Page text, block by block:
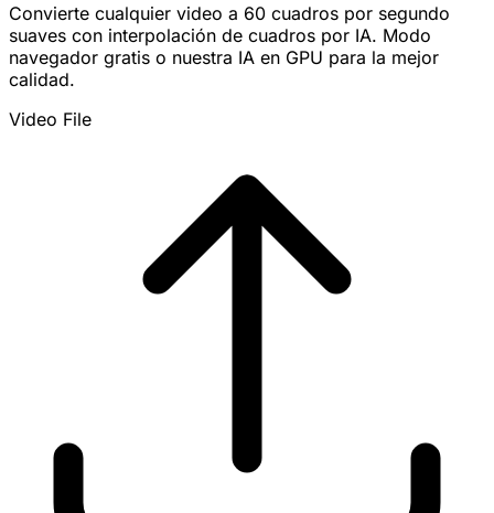
Convierte cualquier video a 60 cuadros por segundo
suaves con interpolación de cuadros por IA. Modo
navegador gratis o nuestra IA en GPU para la mejor
calidad.
Video File